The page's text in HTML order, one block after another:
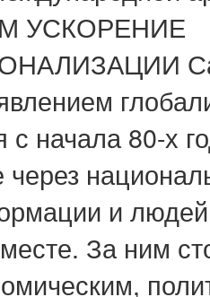
УСКОРЕНИЕ
с начала 80-х
и
За ним